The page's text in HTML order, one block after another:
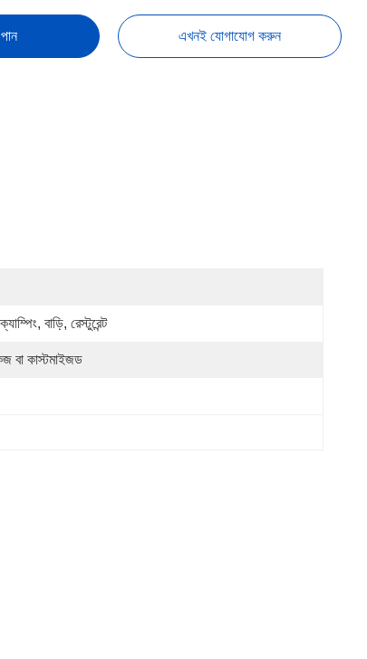
এখনই যোগাযোগ করুন
বাড়ি, রেস্টুরেন্ট
বা কাস্টমাইজড